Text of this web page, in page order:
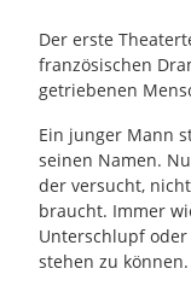
Der erste
französischen
getriebenen
Ein junger Mann
seinen Namen.
der versucht,
braucht. Immer
Unterschlupf
stehen zu können.